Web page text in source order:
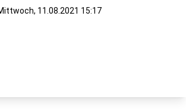
11.08.2021 15:17